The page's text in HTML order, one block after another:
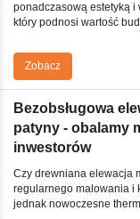
ponadczasową estetyką i
który podnosi wartość
Zobacz
Bezobsługowa
patyny - obalamy
inwestorów
Czy drewniana elewacja
regularnego malowania i
jednak nowoczesne